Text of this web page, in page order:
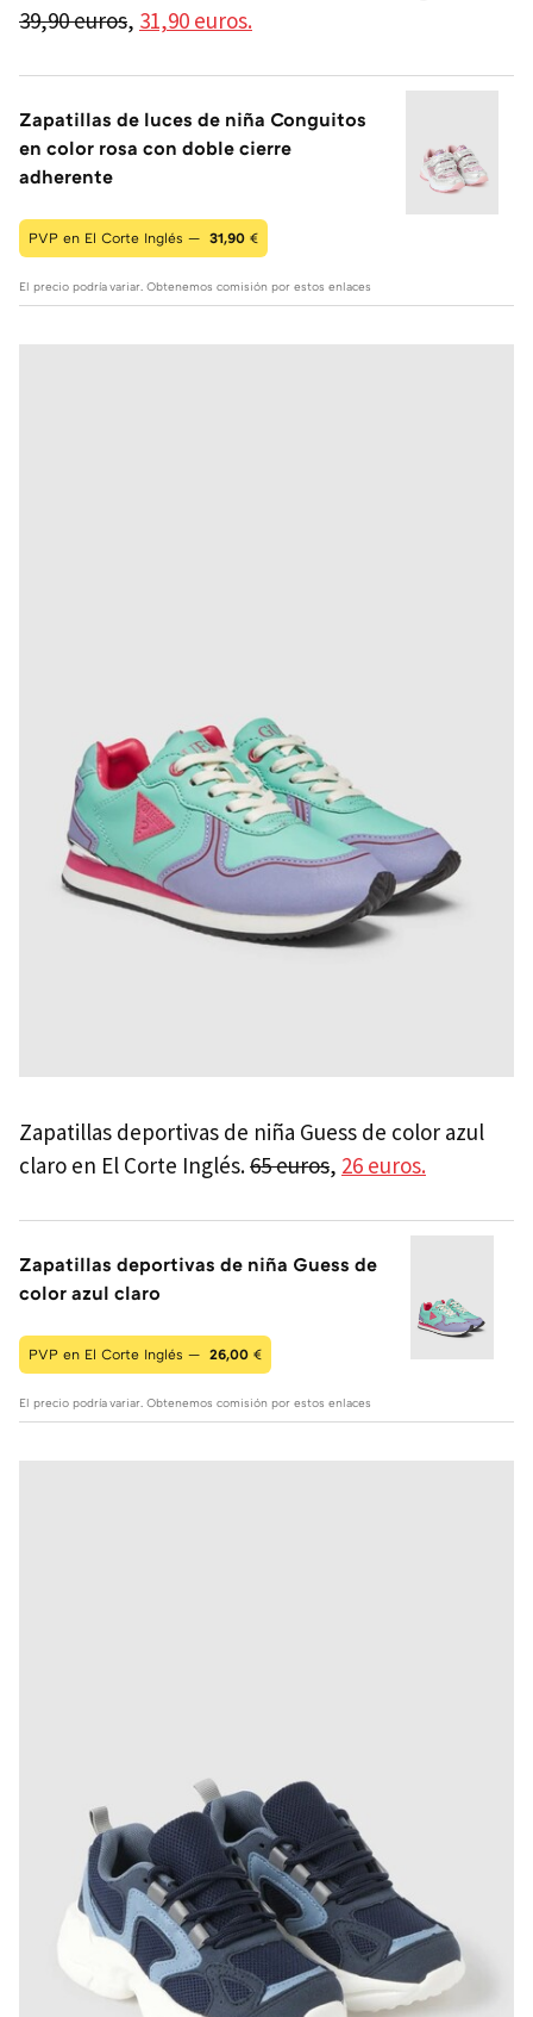
39,90 euros, 31,90 euros.
Zapatillas de luces de niña Conguitos
en color rosa con doble cierre
adherente
PVP en El Corte Inglés — 31,90 €
El precio podría variar. Obtenemos comisión por estos enlaces
Zapatillas deportivas de niña Guess de color azul
claro en El Corte Inglés.65 euros, 26 euros.
Zapatillas deportivas de niña Guess de
color azul claro
PVP en El Corte Inglés — 26,00 €
El precio podría variar. Obtenemos comisión por estos enlaces